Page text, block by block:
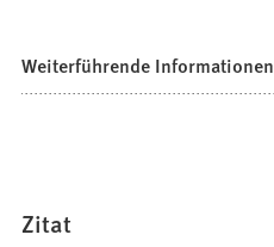
Weiterführende Informationen
Zitat